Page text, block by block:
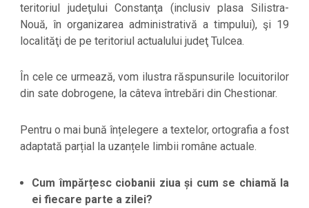
teritoriul judeţului Constanţa (inclusiv plasa Silistra-
Nouă, în organizarea administrativă a timpului), şi 19
localităţi de pe teritoriul actualului judeţ Tulcea.
În cele ce urmează, vom ilustra răspunsurile locuitorilor
din sate dobrogene, la câteva întrebări din Chestionar.
Pentru o mai bună înțelegere a textelor, ortografia a fost
adaptată parțial la uzanțele limbii române actuale.
Cum împărțesc ciobanii ziua și cum se chiamă la
ei fiecare parte a zilei?